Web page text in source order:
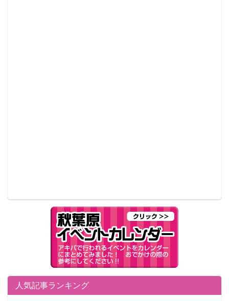
人気記事ランキング